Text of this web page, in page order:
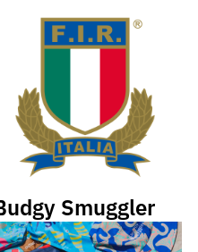
Smuggler